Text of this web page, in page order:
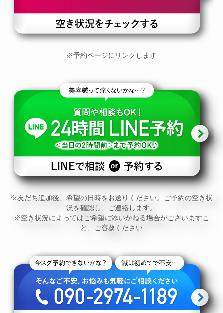
※予約ページにリンクします
※友だち追加後、希望の日時をお送りください。ご予約の空き状
況を確認し、ご連絡します。
※空き状況によってはご希望に添いかねる場合がございますこ
と、ご容赦ください